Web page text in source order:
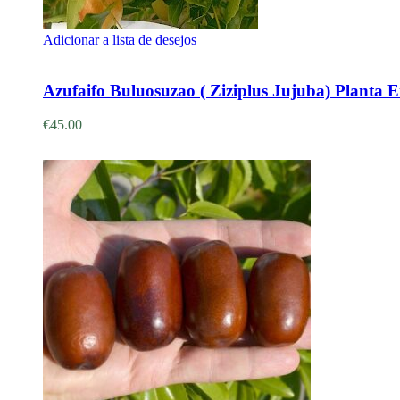
Adicionar a lista de desejos
Azufaifo Buluosuzao ( Ziziplus Jujuba) Planta
€45.00